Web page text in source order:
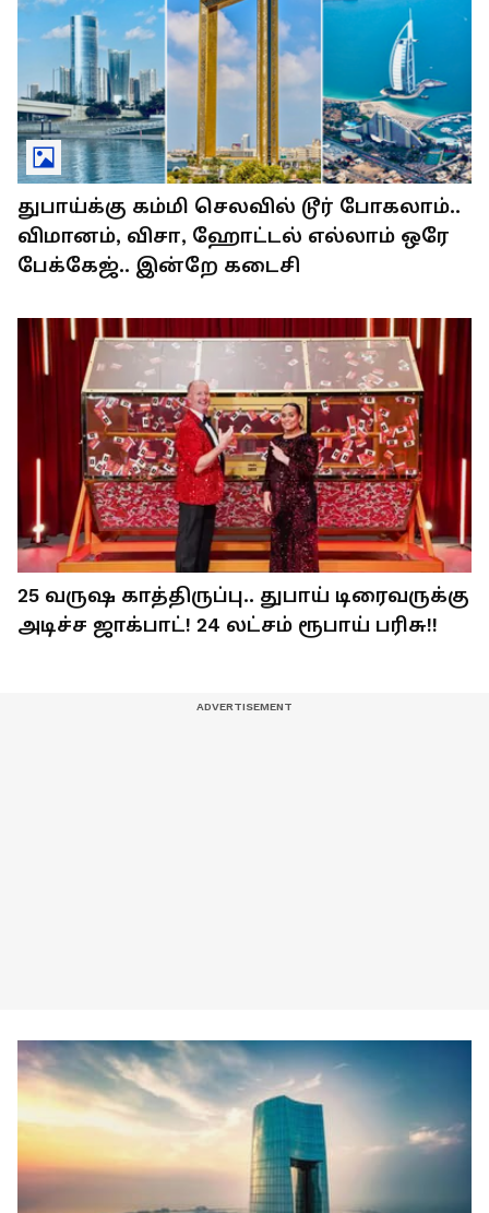
துபாய்க்கு கம்மி செலவில் டூர் போகலாம்..
விமானம், விசா, ஹோட்டல் எல்லாம் ஒரே
பேக்கேஜ்.. இன்றே கடைசி
25 வருஷ காத்திருப்பு.. துபாய் டிரைவருக்கு
அடிச்ச ஜாக்பாட்! 24 லட்சம் ரூபாய் பரிசு!!